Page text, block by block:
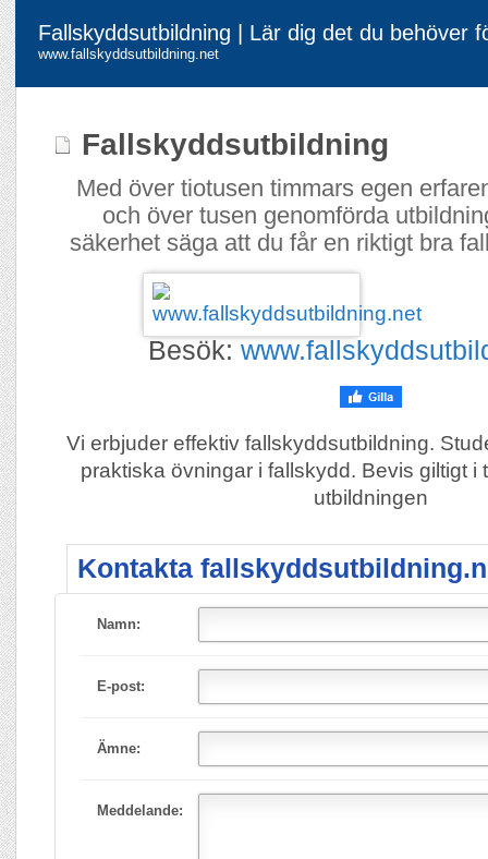
Fallskyddsutbildning | Lär dig det du behöver
www.fallskyddsutbildning.net
Fallskyddsutbildning
Med över tiotusen timmars egen
och över tusen genomförda
säkerhet säga att du får en riktigt bra
Besök:
Vi erbjuder effektiv fallskyddsutbildning.
praktiska övningar i fallskydd. Bevis giltigt i
utbildningen
Kontakta
Namn:
E-post:
Ämne:
Meddelande: